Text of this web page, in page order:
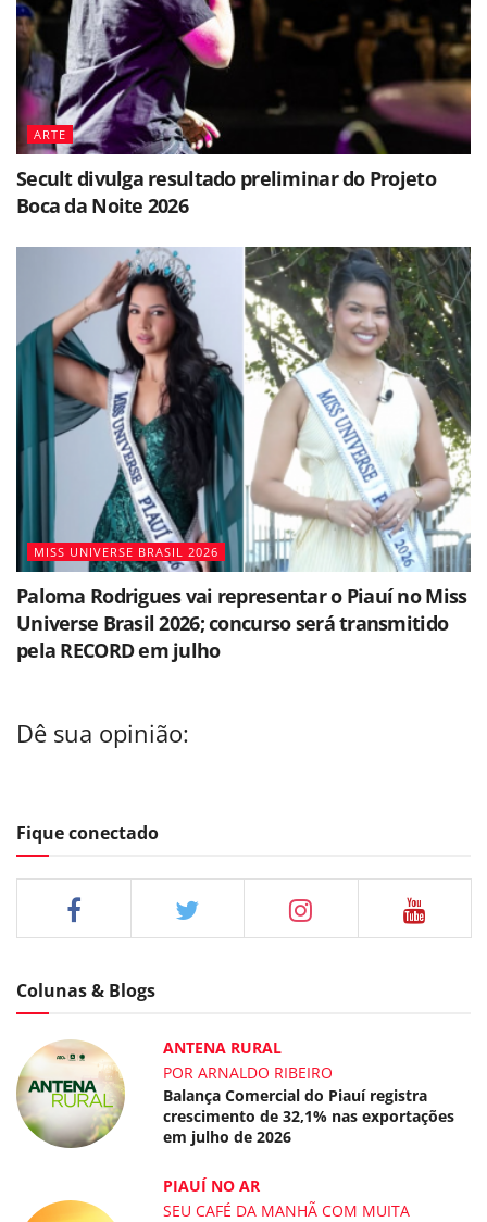
ARTE
Secult divulga resultado preliminar do Projeto
Boca da Noite 2026
MISS UNIVERSE BRASIL 2026
Paloma Rodrigues vai representar o Piauí no Miss
Universe Brasil 2026; concurso será transmitido
pela RECORD em julho
Dê sua opinião:
Fique conectado
Colunas & Blogs
ANTENA RURAL
POR ARNALDO RIBEIRO
Balança Comercial do Piauí registra
crescimento de 32,1% nas exportações
em julho de 2026
PIAUÍ NO AR
SEU CAFÉ DA MANHÃ COM MUITA